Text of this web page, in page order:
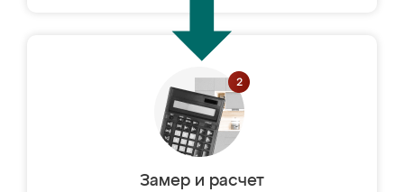
Замер и расчет